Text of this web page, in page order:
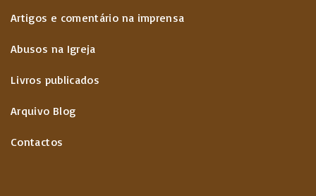
Artigos e comentário na imprensa
Abusos na Igreja
Livros publicados
Arquivo Blog
Contactos